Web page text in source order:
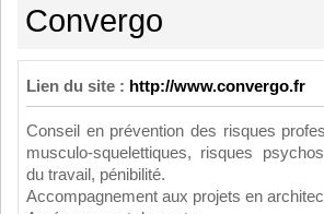
Convergo
Lien du site : http://www.convergo.fr
Conseil en prévention des risques
musculo-squelettiques, risques
du travail, pénibilité.
Accompagnement aux projets en